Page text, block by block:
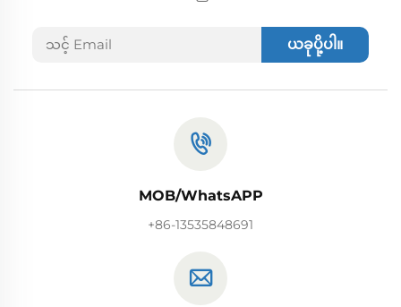
ယခုပို့ပါ။
MOB/WhatsAPP
+86-13535848691